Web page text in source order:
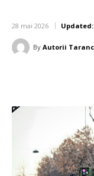
28 mai 2026 Updated:
By Autorii